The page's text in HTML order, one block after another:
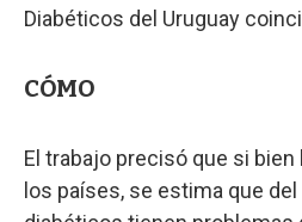
Diabéticos del Uruguay
CÓMO
El trabajo precisó que si
los países, se estima que del